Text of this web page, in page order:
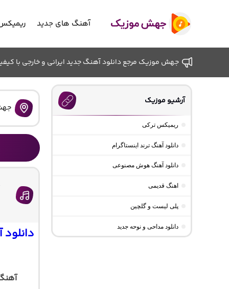
آهنگ های جدید
جهش موزیک مرجع دانلود آهنگ جدید ایرانی و خارجی با
آرشیو موزیک
ریمیکس ترکی
دانلود آهنگ ترند اینستاگرام
دانلود آهنگ هوش مصنوعی
اهنگ قدیمی
پلی لیست و گلچین
دانلود مداحی و نوحه جدید